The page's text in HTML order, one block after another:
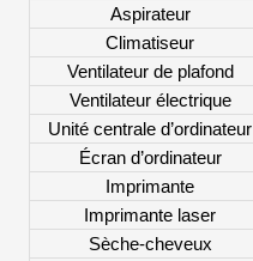
Aspirateur
Climatiseur
Ventilateur de plafond
Ventilateur électrique
Unité centrale d’ordinateur
Écran d’ordinateur
Imprimante
Imprimante laser
Sèche-cheveux